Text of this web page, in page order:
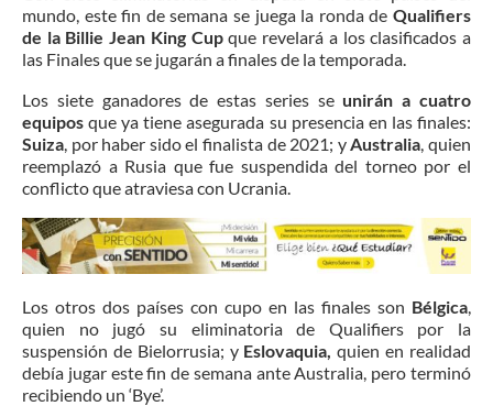
mundo, este fin de semana se juega la ronda de Qualifiers
de la Billie Jean King Cupque revelará a los clasificados a
las Finales que se jugarán a finales de la temporada.
Los siete ganadores de estas series se unirán a cuatro
equiposque ya tiene asegurada su presencia en las finales:
Suiza , por haber sido el finalista de 2021; y Australia , quien
reemplazó a Rusia que fue suspendida del torneo por el
conflicto que atraviesa con Ucrania.
Los otros dos países con cupo en las finales son Bélgica
quien no jugó su eliminatoria de Qualifiers por la
suspensión de Bielorrusia; y Eslovaquia, quien en realidad
debía jugar este fin de semana ante Australia, pero terminó
recibiendo un ‘Bye’.